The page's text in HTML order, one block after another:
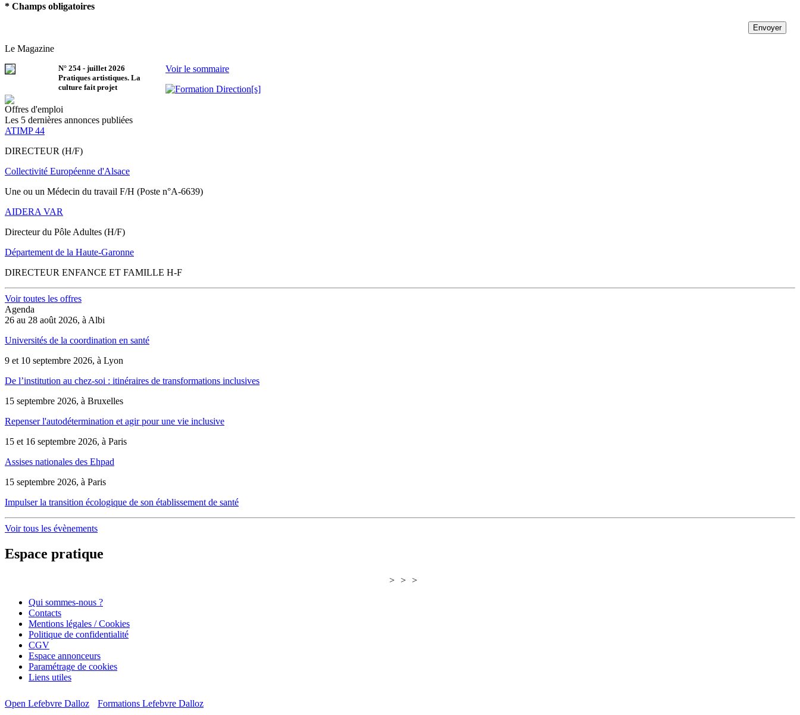
* Champs obligatoires
Le Magazine
N° 254 - juillet 2026
Pratiques artistiques. La
culture fait projet
Voir le sommaire
Offres d'emploi
Les 5 dernières annonces publiées
ATIMP 44
DIRECTEUR (H/F)
Collectivité Européenne d'Alsace
Une ou un Médecin du travail F/H (Poste n°A-6639)
AIDERA VAR
Directeur du Pôle Adultes (H/F)
Département de la Haute-Garonne
DIRECTEUR ENFANCE ET FAMILLE H-F
Voir toutes les offres
Agenda
26 au 28 août 2026, à Albi
Universités de la coordination en santé
9 et 10 septembre 2026, à Lyon
De l’institution au chez-soi : itinéraires de transformations inclusives
15 septembre 2026, à Bruxelles
Repenser l'autodétermination et agir pour une vie inclusive
15 et 16 septembre 2026, à Paris
Assises nationales des Ehpad
15 septembre 2026, à Paris
Impulser la transition écologique de son établissement de santé
Voir tous les évènements
Espace pratique
> > >
Qui sommes-nous ?
Contacts
Mentions légales / Cookies
Politique de confidentialité
CGV
Espace annonceurs
Paramétrage de cookies
Liens utiles
Open Lefebvre Dalloz Formations Lefebvre Dalloz